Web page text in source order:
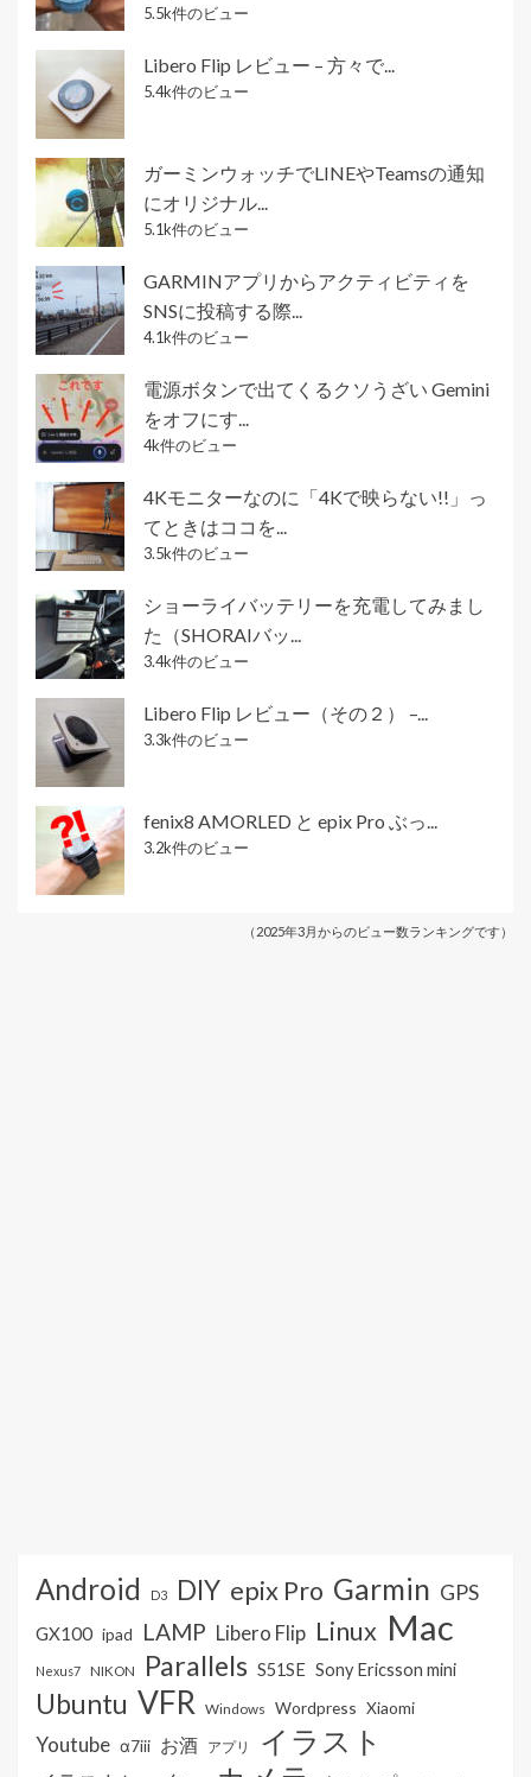
5.5k件のビュー
Libero Flip レビュー – 方々で...
5.4k件のビュー
ガーミンウォッチでLINEやTeamsの通知
にオリジナル...
5.1k件のビュー
GARMINアプリからアクティビティを
SNSに投稿する際...
4.1k件のビュー
電源ボタンで出てくるクソうざい Gemini
をオフにす...
4k件のビュー
4Kモニターなのに「4Kで映らない!!」っ
てときはココを...
3.5k件のビュー
ショーライバッテリーを充電してみまし
た（SHORAIバッ...
3.4k件のビュー
Libero Flip レビュー（その２） –...
3.3k件のビュー
fenix8 AMORLED と epix Pro ぶっ...
3.2k件のビュー
（2025年3月からのビュー数ランキングです）
Android D3 DIY epix Pro Garmin GPS
GX100 ipad LAMP Libero Flip Linux Mac
Nexus7 NIKON Parallels S51SE Sony Ericsson mini
Ubuntu VFR Windows Wordpress Xiaomi
Youtube α7iii お酒 アプリ イラスト